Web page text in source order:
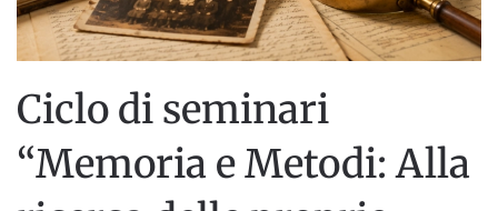
Ciclo di seminari
“Memoria e Metodi: Alla